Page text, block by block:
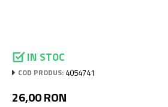
IN STOC
COD PRODUS: 4054741
26,00 RON